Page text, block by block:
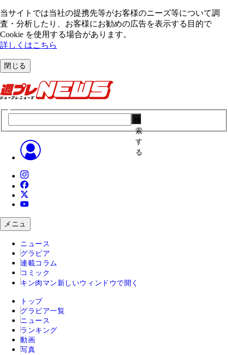
当サイトでは当社の提携先等がお客様のニーズ等について調
査・分析したり、お客様にお勧めの広告を表⽰する⽬的で
Cookie を使⽤する場合があります。
詳しくはこちら
閉じる
索
す
る
メニュ
ニュース
グラビア
連載コラム
コミック
キン肉マン 新しいウィンドウで開く
トップ
グラビア一覧
ニュース
ランキング
動画
写真